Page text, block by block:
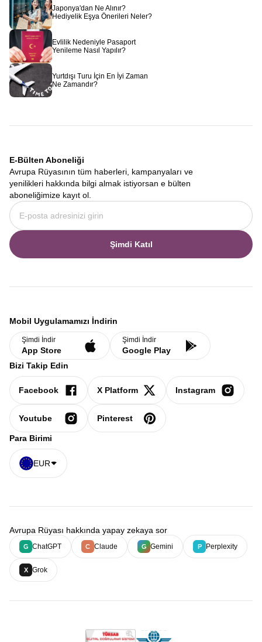
Japonya'dan Ne Alınır?
Hediyelik Eşya Önerileri Neler?
Evlilik Nedeniyle Pasaport
Yenileme Nasıl Yapılır?
Yurtdışı Turu İçin En İyi Zaman
Ne Zamandır?
E-Bülten Aboneliği
Avrupa Rüyasının tüm haberleri, kampanyaları ve
yenilikleri hakkında bilgi almak istiyorsan e bülten
aboneliğimize kayıt ol.
Şimdi Katıl
Mobil Uygulamamızı İndirin
Şimdi İndir
App Store
Şimdi İndir
Google Play
Bizi Takip Edin
Facebook X Platform Instagram
Youtube Pinterest
Para Birimi
EUR
Avrupa Rüyası hakkında yapay zekaya sor
G ChatGPT C Claude G Gemini P Perplexity
X Grok